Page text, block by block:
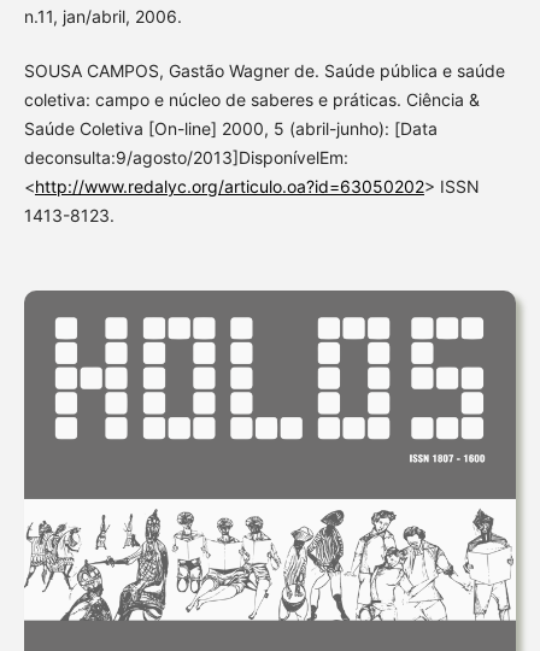
n.11, jan/abril, 2006.
SOUSA CAMPOS, Gastão Wagner de. Saúde pública e saúde
coletiva: campo e núcleo de saberes e práticas. Ciência &
Saúde Coletiva [On-line] 2000, 5 (abril-junho): [Data
deconsulta:9/agosto/2013]DisponívelEm:
<http://www.redalyc.org/articulo.oa?id=63050202> ISSN
1413-8123.